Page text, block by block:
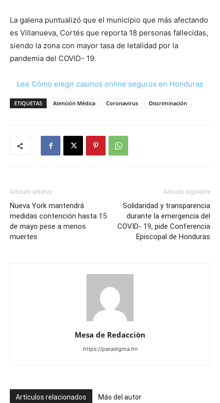
La galena puntualizó que el municipio que más afectando
es Villanueva, Cortés que reporta 18 personas fallecidas,
siendo la zona con mayor tasa de letalidad por la
pandemia del COVID- 19.
Lee Cómo elegir casinos online seguros en Honduras
ETIQUETAS Atención Médica Coronavirus Discriminación
Artículo anterior
Nueva York mantendrá
medidas contención hasta 15
de mayo pese a menos
muertes
Artículo siguiente
Solidaridad y transparencia
durante la emergencia del
COVID- 19, pide Conferencia
Episcopal de Honduras
Mesa de Redacciòn
https://paradigma.hn
Artículos relacionados Más del autor